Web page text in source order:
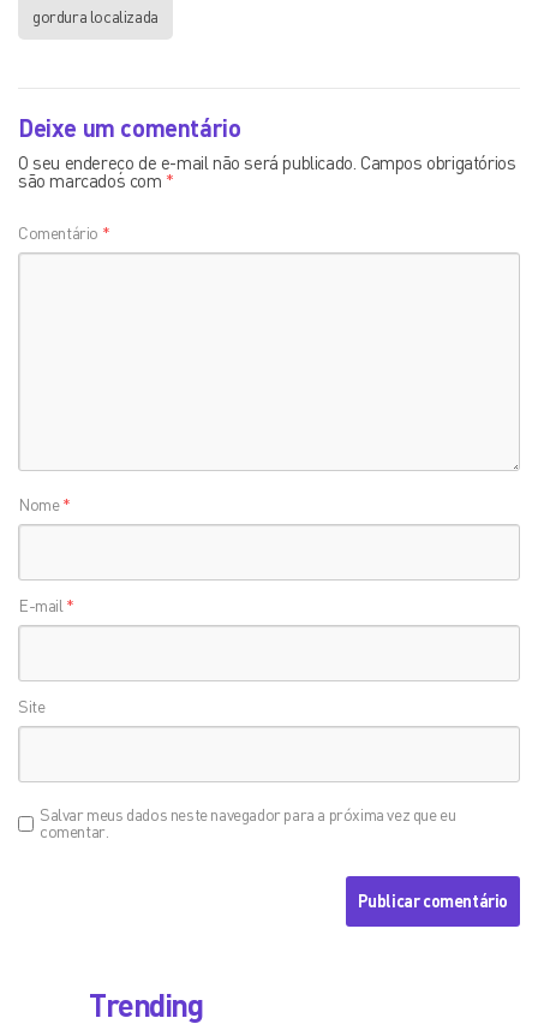
gordura localizada
Deixe um comentário
O seu endereço de e-mail não será publicado. Campos obrigatórios
são marcados com *
Comentário *
Nome*
E-mail *
Site
Salvar meus dados neste navegador para a próxima vez que eu
comentar.
Trending